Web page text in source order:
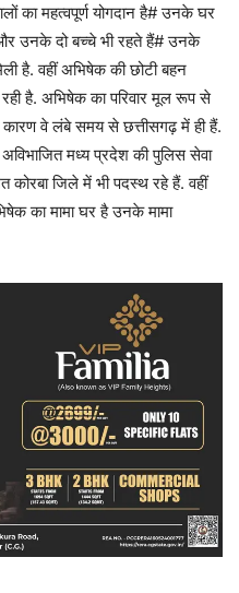
का महत्वपूर्ण योगदान है# उनके घर
और उनके दो बच्चे भी रहते हैं# उनके
है. वहीं अभिषेक की छोटी बहन
रही है. अभिषेक का परिवार मूल रूप से
कारण वे लंबे समय से छत्तीसगढ़ में ही हैं.
मध्य प्रदेश की पुलिस सेवा
जिले में भी पदस्थ रहे हैं. वहीं
का मामा घर है उनके मामा